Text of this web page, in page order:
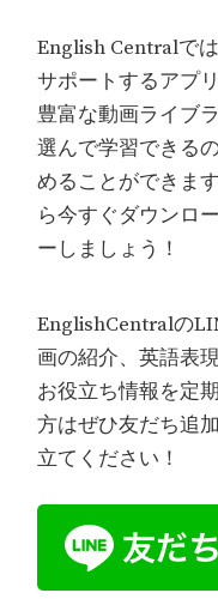
English Centralで
サポートするアプ
豊富な動画ライブ
選んで学習できる
めることができま
ら今すぐダウンロ
ーしましょう！
EnglishCentralの
画の紹介、英語表
お役立ち情報を定
方はぜひ友だち追
立てください！